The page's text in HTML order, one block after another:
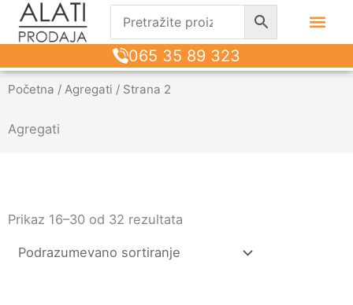
065 35 89 323
Početna / Agregati / Strana 2
Agregati
Prikaz 16–30 od 32 rezultata